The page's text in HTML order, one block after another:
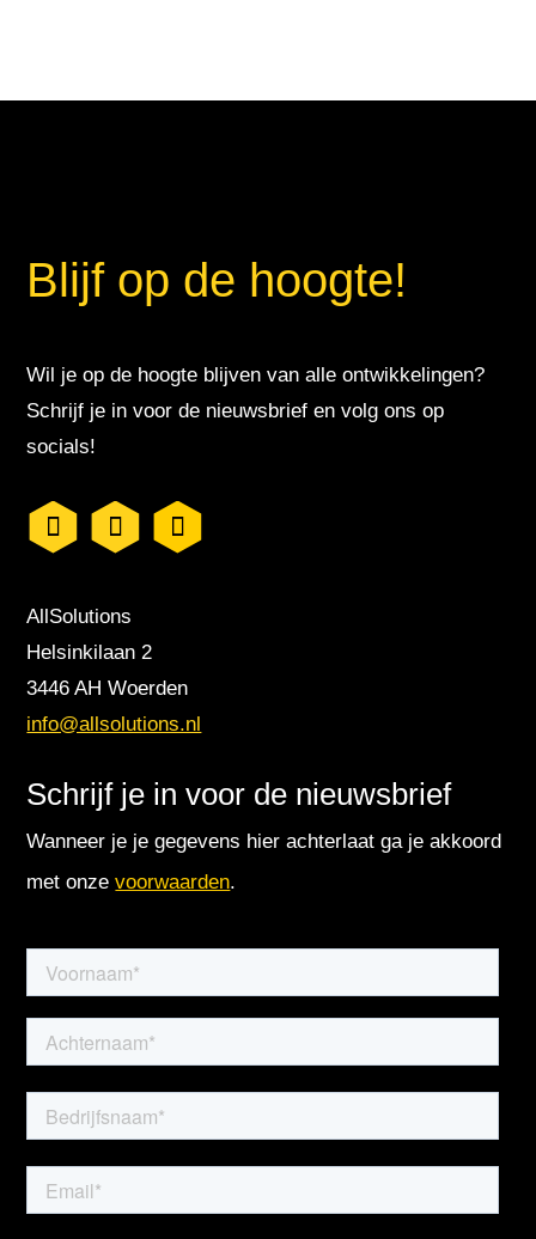
Blijf op de hoogte!
Wil je op de hoogte blijven van alle ontwikkelingen?
Schrijf je in voor de nieuwsbrief en volg ons op
socials!
AllSolutions
Helsinkilaan 2
3446 AH Woerden
info@allsolutions.nl
Schrijf je in voor de nieuwsbrief
Wanneer je je gegevens hier achterlaat ga je akkoord
met onzevoorwaarden.